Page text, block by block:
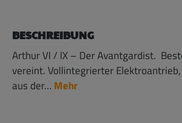
BESCHREIBUNG
Arthur VI / IX – Der Avantgardist.
vereint. Vollintegrierter
aus der… Mehr